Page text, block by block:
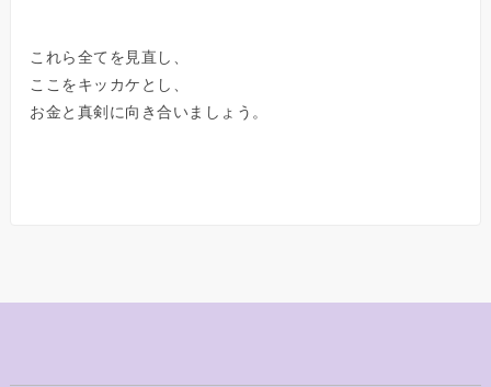
これら全てを見直し、
ここをキッカケとし、
お金と真剣に向き合いましょう。